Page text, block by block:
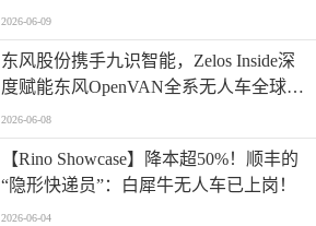
正式签署三方战略合作协议
2026-06-09
东风股份携手九识智能，Zelos Inside深
度赋能东风OpenVAN全系无人车全球首
发
2026-06-08
【Rino Showcase】降本超50%！顺丰的
“隐形快递员”：白犀牛无人车已上岗！
2026-06-04